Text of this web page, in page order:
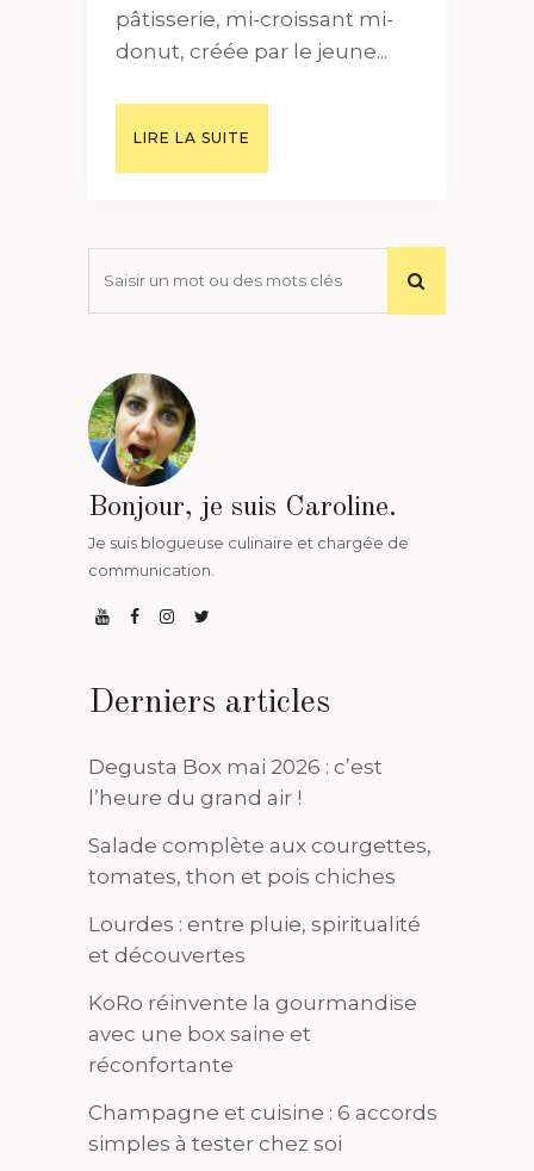
pâtisserie, mi-croissant mi-
donut, créée par le jeune...
LIRE LA SUITE
Bonjour, je suis Caroline.
Je suis blogueuse culinaire et chargée de
communication.
Derniers articles
Degusta Box mai 2026 : c’est
l’heure du grand air !
Salade complète aux courgettes,
tomates, thon et pois chiches
Lourdes : entre pluie, spiritualité
et découvertes
KoRo réinvente la gourmandise
avec une box saine et
réconfortante
Champagne et cuisine : 6 accords
simples à tester chez soi